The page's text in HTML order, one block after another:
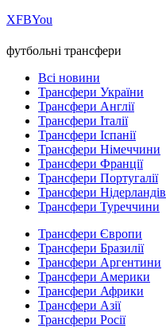
ХFBYou
футбольні трансфери
Всі новини
Трансфери України
Трансфери Англії
Трансфери Італії
Трансфери Іспанії
Трансфери Німеччини
Трансфери Франції
Трансфери Португалії
Трансфери Нідерландів
Трансфери Туреччини
Трансфери Європи
Трансфери Бразилії
Трансфери Аргентини
Трансфери Америки
Трансфери Африки
Трансфери Азії
Трансфери Росії